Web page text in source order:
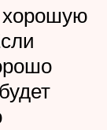
хорошую